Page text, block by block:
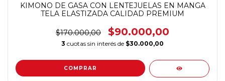
KIMONO DE GASA CON LENTEJUELAS EN MANGA
TELA ELASTIZADA CALIDAD PREMIUM
$170.000,00 $90.000,00
3 cuotas sin interés de $30.000,00
COMPRAR